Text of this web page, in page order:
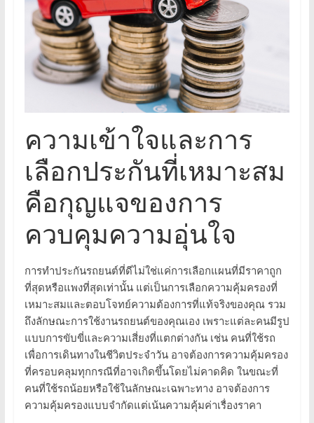
ความเข้าใจและการ
เลือกประกันที่เหมาะสม
คือกุญแจของการ
ควบคุมความอุ่นใจ
การทำประกันรถยนต์ที่ดีไม่ใช่แค่การเลือกแผนที่มีราคาถูก
ที่สุดหรือแพงที่สุดเท่านั้น แต่เป็นการเลือกความคุ้มครองที่
เหมาะสมและตอบโจทย์ความต้องการที่แท้จริงของคุณ รวม
ถึงลักษณะการใช้งานรถยนต์ของคุณเอง เพราะแต่ละคนมีรูป
แบบการขับขี่และความเสี่ยงที่แตกต่างกัน เช่น คนที่ใช้รถ
เพื่อการเดินทางในชีวิตประจำวัน อาจต้องการความคุ้มครอง
ที่ครอบคลุมทุกกรณีที่อาจเกิดขึ้นโดยไม่คาดคิด ในขณะที่
คนที่ใช้รถน้อยหรือใช้ในลักษณะเฉพาะทาง อาจต้องการ
ความคุ้มครองแบบจำกัดแต่เน้นความคุ้มค่าเรื่องราคา